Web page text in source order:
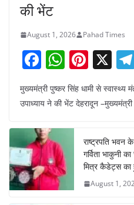
की भेंट
August 1, 2026 Pahad Times
F
a
c
b
o
o
k
W
h
at
A
p
p
Pi
nt
er
e
st
X
मुख्यमंत्री पुष्कर सिंह धामी से स्वास्थ्य
उपाध्याय ने की भेंट देहरादून
राष्ट्रपति भवन
गर्विता भाकुनी
मित्र कैडेट्स
August 1,